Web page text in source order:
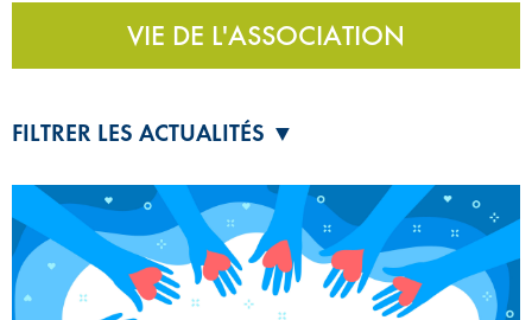
VIE DE L'ASSOCIATION
FILTRER LES ACTUALITÉS ▼